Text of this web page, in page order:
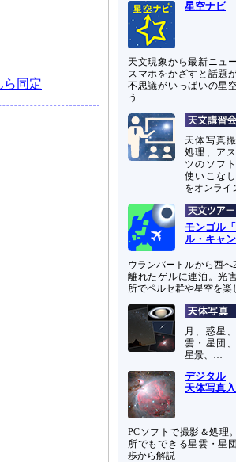
ら同定
星空ナビ
天文現象から最新ニュ
スマホをかざすと話題
不思議がいっぱいの星
う
天体写真
処理、ア
ツのソフ
使いこな
をオンライ
モンゴル
ル・キャ
ウランバートルから西へ
離れたゲルに連泊。光
所でペルセ群や星空を楽
月、惑星
雲・星団
星景、…
デジタル
天体写真
PCソフトで撮影＆処理
所でもできる星雲・星
歩から解説